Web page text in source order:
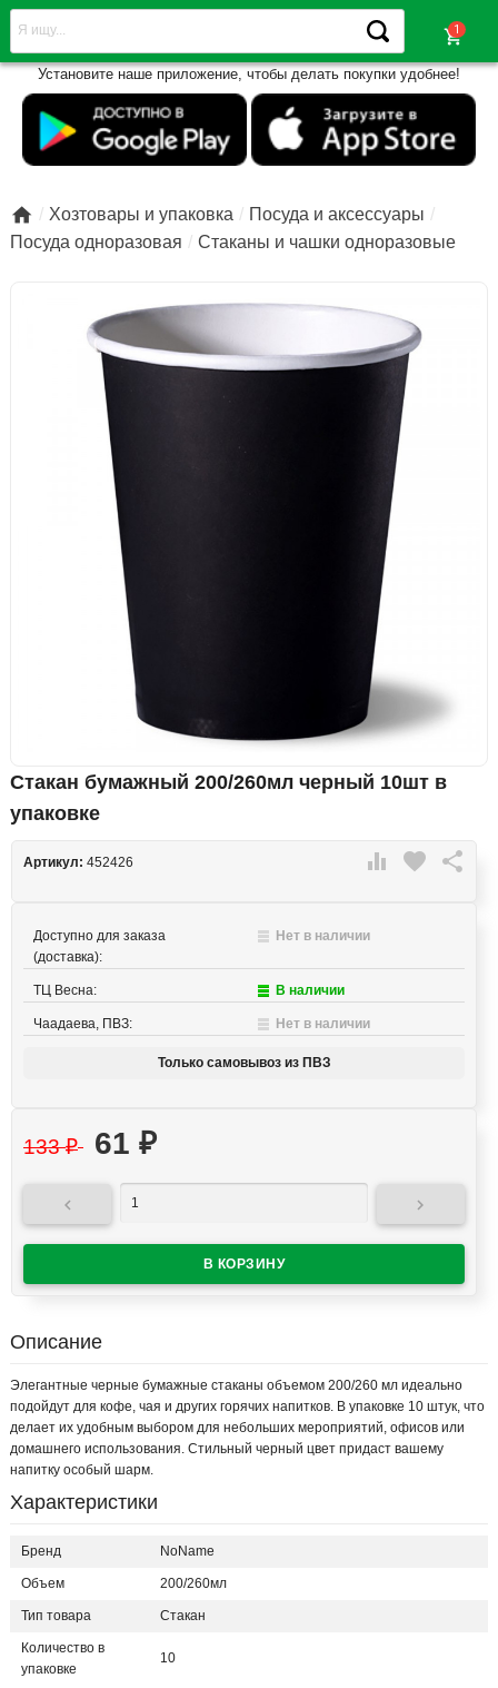
shopping_cart
Установите наше приложение, чтобы делать покупки удобнее!
 Хозтовары и упаковка
Посуда и аксессуары
Посуда одноразовая
Стаканы и чашки одноразовые
Стакан бумажный 200/260мл черный 10шт в
упаковке
 favorite 
Артикул: 452426
Доступно для заказа
(доставка):
Нет в наличии
ТЦ Весна: В наличии
Чаадаева, ПВЗ: Нет в наличии
Только самовывоз из ПВЗ
133₽ 61 ₽
 
Описание
Элегантные черные бумажные стаканы объемом 200/260 мл идеально
подойдут для кофе, чая и других горячих напитков. В упаковке 10 штук, что
делает их удобным выбором для небольших мероприятий, офисов или
домашнего использования. Стильный черный цвет придаст вашему
напитку особый шарм.
Характеристики
Бренд NoName
Объем 200/260мл
Тип товара Стакан
Количество в
упаковке
10